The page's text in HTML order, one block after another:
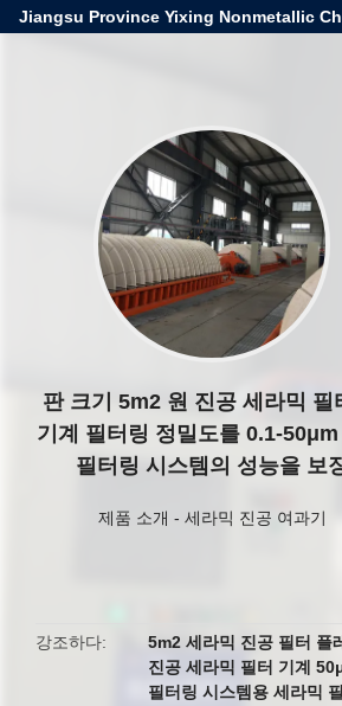
Jiangsu Province Yixing Nonmetallic
판 크기 5m2 원 진공 세라믹 필
기계 필터링 정밀도를 0.1-
필터링 시스템의 성능을 보
제품 소개 - 세라믹 진공 여과기
강조하다 5m2 세라믹 진공 필터 플
진공 세라믹 필터 기계
필터링 시스템용 세라믹